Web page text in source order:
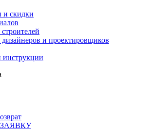
и скидки
и проектировщиков